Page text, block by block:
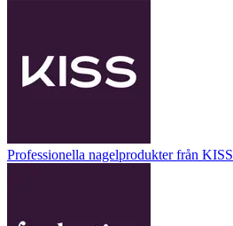
Professionella nagelprodukter från KISS